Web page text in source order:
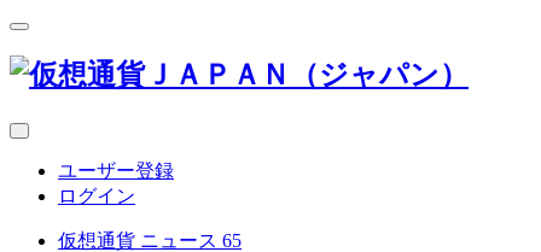
ユーザー登録
ログイン
仮想通貨 ニュース 65